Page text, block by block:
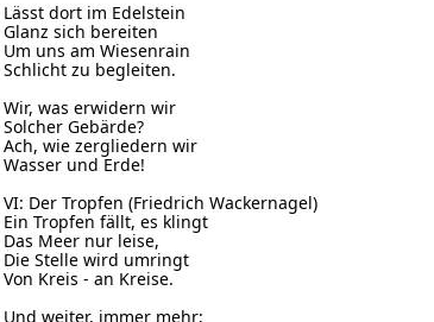
Lässt dort im Edelstein
Glanz sich bereiten
Um uns am Wiesenrain
Schlicht zu begleiten.
Wir, was erwidern wir
Solcher Gebärde?
Ach, wie zergliedern wir
Wasser und Erde!
VI: Der Tropfen (Friedrich Wackernagel)
Ein Tropfen fällt, es klingt
Das Meer nur leise,
Die Stelle wird umringt
Von Kreis - an Kreise.
Und weiter, immer mehr;